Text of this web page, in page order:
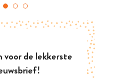
voor de lekkerste